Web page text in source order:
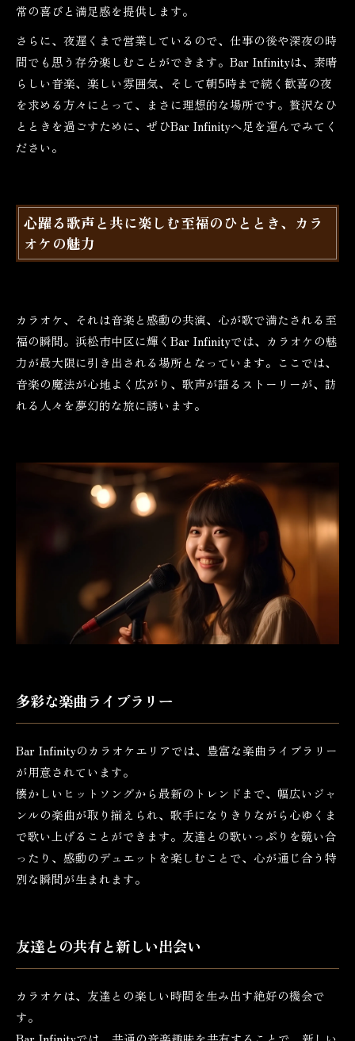
常の喜びと満足感を提供します。
さらに、夜遅くまで営業しているので、仕事の後や深夜の時
間でも思う存分楽しむことができます。Bar Infinityは、素晴
らしい音楽、楽しい雰囲気、そして朝5時まで続く歓喜の夜
を求める方々にとって、まさに理想的な場所です。贅沢なひ
とときを過ごすために、ぜひBar Infinityへ足を運んでみてく
ださい。
心躍る歌声と共に楽しむ至福のひととき、カラ
オケの魅力
カラオケ、それは音楽と感動の共演、心が歌で満たされる至
福の瞬間。浜松市中区に輝くBar Infinityでは、カラオケの魅
力が最大限に引き出される場所となっています。ここでは、
音楽の魔法が心地よく広がり、歌声が語るストーリーが、訪
れる人々を夢幻的な旅に誘います。
多彩な楽曲ライブラリー
Bar Infinityのカラオケエリアでは、豊富な楽曲ライブラリー
が用意されています。
懐かしいヒットソングから最新のトレンドまで、幅広いジャ
ンルの楽曲が取り揃えられ、歌手になりきりながら心ゆくま
で歌い上げることができます。友達との歌いっぷりを競い合
ったり、感動のデュエットを楽しむことで、心が通じ合う特
別な瞬間が生まれます。
友達との共有と新しい出会い
カラオケは、友達との楽しい時間を生み出す絶好の機会で
す。